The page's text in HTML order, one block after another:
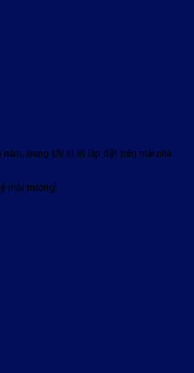
trong khi vị trí lắp đặt trên mái nhà
môi trường!